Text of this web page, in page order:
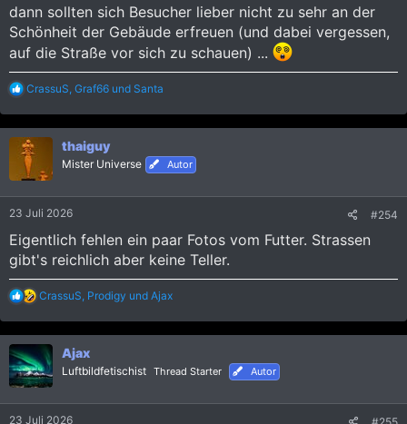
dann sollten sich Besucher lieber nicht zu sehr an der
Schönheit der Gebäude erfreuen (und dabei vergessen,
auf die Straße vor sich zu schauen) ...
R
a
k
t
i
o
n
CrassuS, Graf66 und Santa
thaiguy
Mister Universe Autor
23 Juli 2026 #254
Eigentlich fehlen ein paar Fotos vom Futter. Strassen
gibt's reichlich aber keine Teller.
R
a
k
t
i
o
CrassuS, Prodigy und Ajax
Ajax
Luftbildfetischist Thread Starter Autor
23 Juli 2026